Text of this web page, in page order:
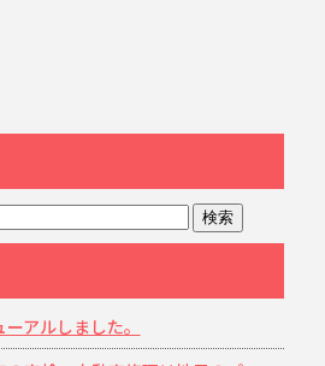
アルしました。